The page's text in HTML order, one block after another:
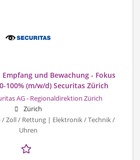
und Bewachung - Fokus
100% (m/w/d) Securitas Zürich
AG - Regionaldirektion Zürich
Zürich
/ Zoll / Rettung | Elektronik / Technik /
Uhren